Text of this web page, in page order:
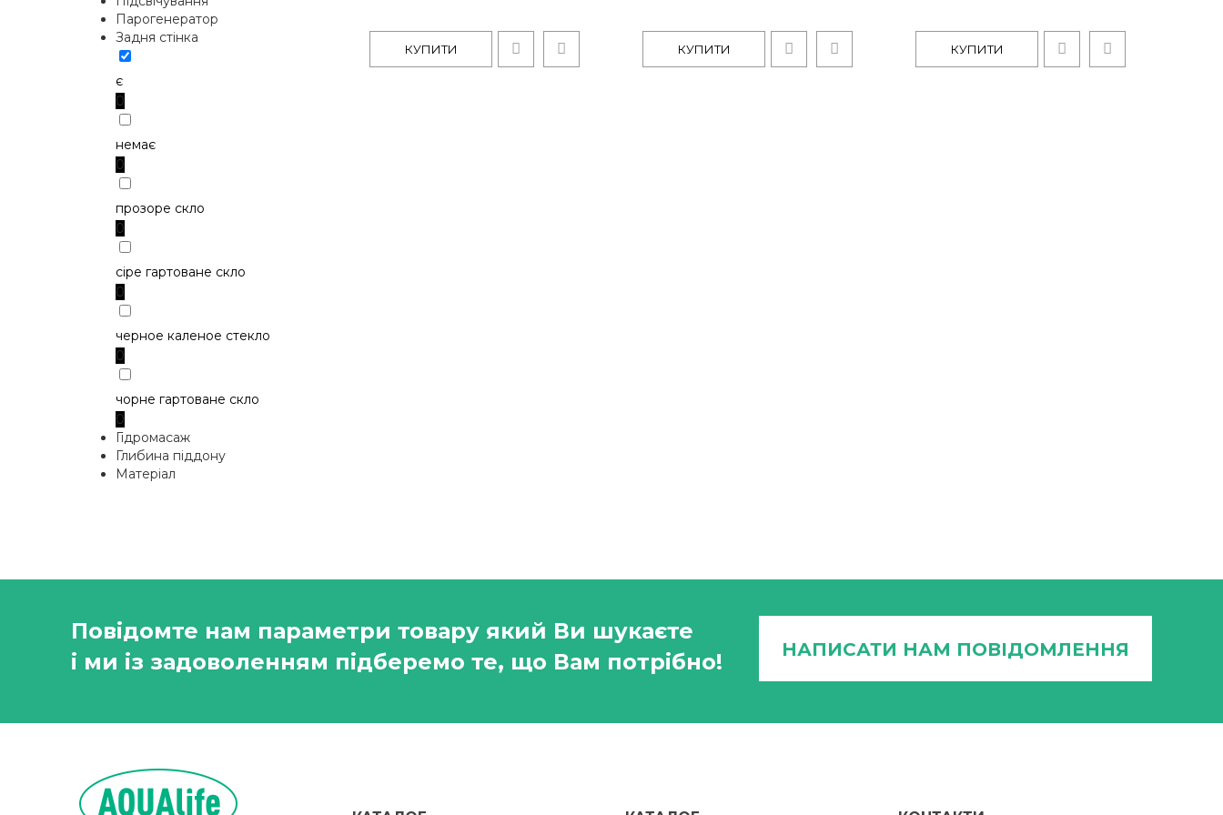
Парогенератор
Задня стінка
є
0
немає
0
прозоре скло
0
сіре гартоване скло
0
черное каленое стекло
0
чорне гартоване скло
0
Гідромасаж
Глибина піддону
Матеріал
КУПИТИ КУПИТИ КУПИТИ
Повідомте нам параметри товару який Ви шукаєте
і ми із задоволенням підберемо те, що Вам потрібно!
НАПИСАТИ НАМ ПОВІДОМЛЕННЯ